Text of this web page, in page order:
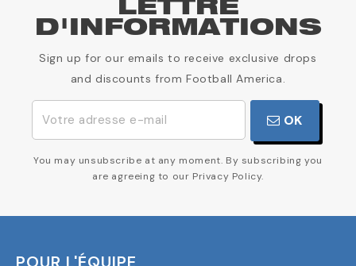
LETTRE
D'INFORMATIONS
Sign up for our emails to receive exclusive drops
and discounts from Football America.
OK
You may unsubscribe at any moment. By subscribing you
are agreeing to our Privacy Policy.